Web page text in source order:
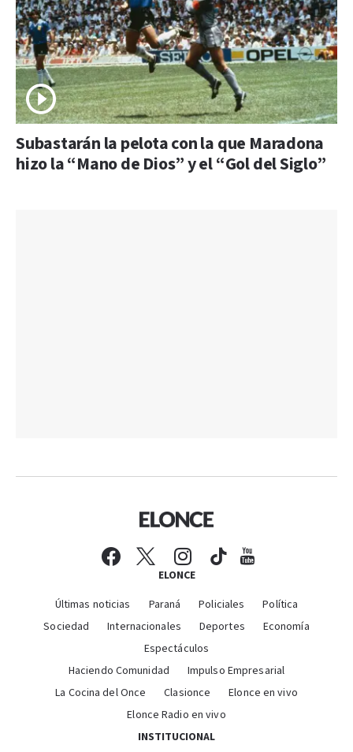
Subastarán la pelota con la que Maradona
hizo la “Mano de Dios” y el “Gol del Siglo”
ELONCE
Últimas noticias Paraná Policiales
Política
Sociedad
Internacionales Deportes
Economía
Espectáculos
Haciendo Comunidad
Impulso Empresarial
La Cocina del Once
Clasionce
Elonce en vivo
Elonce Radio en vivo
INSTITUCIONAL